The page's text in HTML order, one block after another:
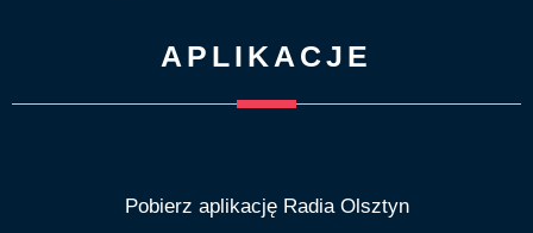
APLIKACJE
Pobierz aplikację Radia Olsztyn